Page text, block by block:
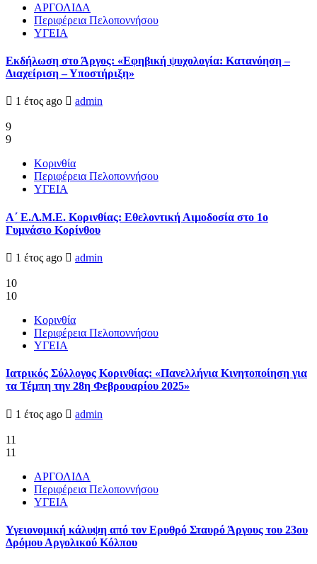
ΑΡΓΟΛΙΔΑ
Περιφέρεια Πελοποννήσου
ΥΓΕΙΑ
Εκδήλωση στο Άργος: «Εφηβική ψυχολογία: Κατανόηση –
Διαχείριση – Υποστήριξη»
1 έτος ago admin
9
9
Κορινθία
Περιφέρεια Πελοποννήσου
ΥΓΕΙΑ
Α΄ Ε.Λ.Μ.Ε. Κορινθίας: Εθελοντική Αιμοδοσία στο 1ο
Γυμνάσιο Κορίνθου
1 έτος ago admin
10
10
Κορινθία
Περιφέρεια Πελοποννήσου
ΥΓΕΙΑ
Ιατρικός Σύλλογος Κορινθίας: «Πανελλήνια Κινητοποίηση για
τα Τέμπη την 28η Φεβρουαρίου 2025»
1 έτος ago admin
11
11
ΑΡΓΟΛΙΔΑ
Περιφέρεια Πελοποννήσου
ΥΓΕΙΑ
Υγειονομική κάλυψη από τον Ερυθρό Σταυρό Άργους του 23ου
Δρόμου Αργολικού Κόλπου